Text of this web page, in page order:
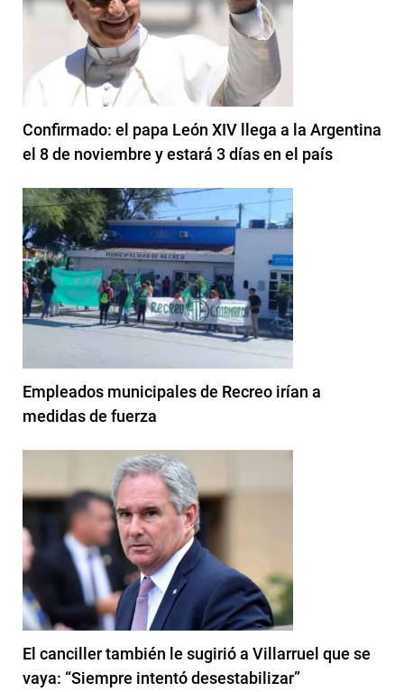
Confirmado: el papa León XIV llega a la Argentina
el 8 de noviembre y estará 3 días en el país
Empleados municipales de Recreo irían a
medidas de fuerza
El canciller también le sugirió a Villarruel que se
vaya: “Siempre intentó desestabilizar”